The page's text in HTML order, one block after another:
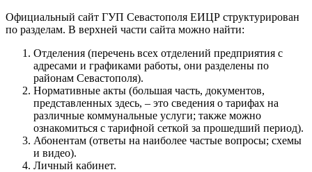
Официальный сайт ГУП Севастополя ЕИЦР структурирован
по разделам. В верхней части сайта можно найти:
Отделения (перечень всех отделений предприятия с
адресами и графиками работы, они разделены по
районам Севастополя).
Нормативные акты (большая часть, документов,
представленных здесь, – это сведения о тарифах на
различные коммунальные услуги; также можно
ознакомиться с тарифной сеткой за прошедший период).
Абонентам (ответы на наиболее частые вопросы; схемы
и видео).
Личный кабинет.